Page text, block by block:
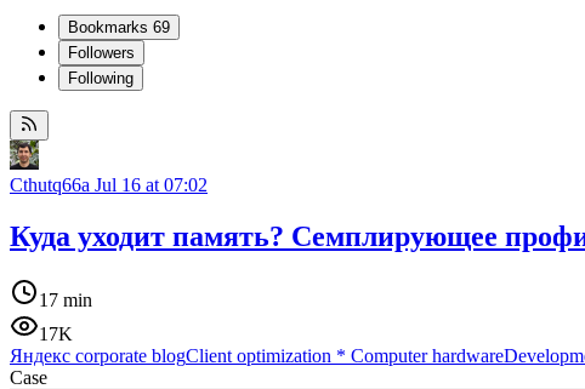
Bookmarks 69
Followers
Following
Cthutq66a Jul 16 at 07:02
Куда уходит память? Семплирующее
17 min
17K
Яндекс corporate blogClient optimization * Computer hardware
Case